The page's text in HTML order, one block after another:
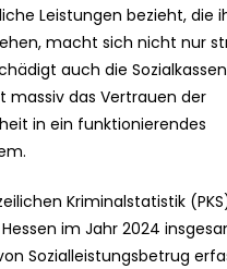
Leistungen bezieht, die
macht sich nicht nur
auch die
massiv das Vertrauen der
in ein funktionierendes
Kriminalstatistik
im Jahr 2024
Sozialleistungsbetrug